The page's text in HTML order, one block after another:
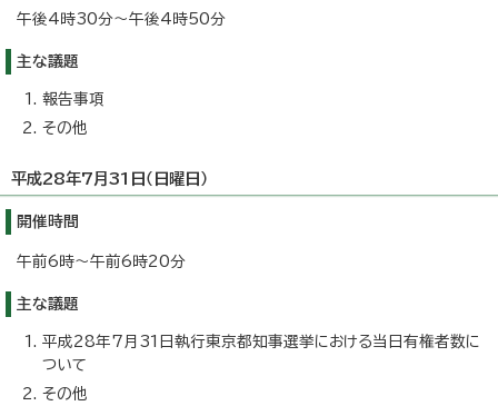
午後4時30分～午後4時50分
主な議題
報告事項
その他
平成28年7月31日（日曜日）
開催時間
午前6時～午前6時20分
主な議題
平成28年7月31日執行東京都知事選挙における当日有権者数に
ついて
その他